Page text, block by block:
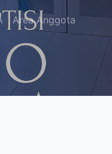
Area Anggota